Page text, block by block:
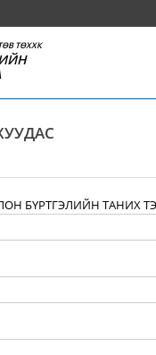
ТӨХХК
БҮРТГЭЛИЙН ТАНИХ